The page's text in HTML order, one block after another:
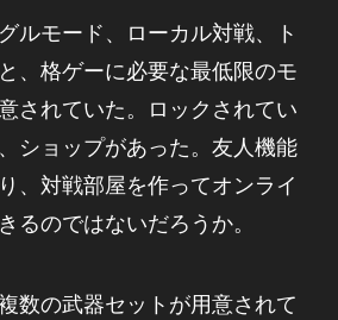
ルモード、ローカル対戦、ト
、格ゲーに必要な最低限のモ
されていた。ロックされてい
ショップがあった。友人機能
、対戦部屋を作ってオンライ
るのではないだろうか。
数の武器セットが用意されて